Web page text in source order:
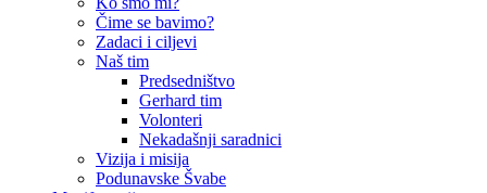
Čime se bavimo?
Zadaci i ciljevi
Naš tim
Predsedništvo
Gerhard tim
Volonteri
Nekadašnji saradnici
Vizija i misija
Podunavske Švabe